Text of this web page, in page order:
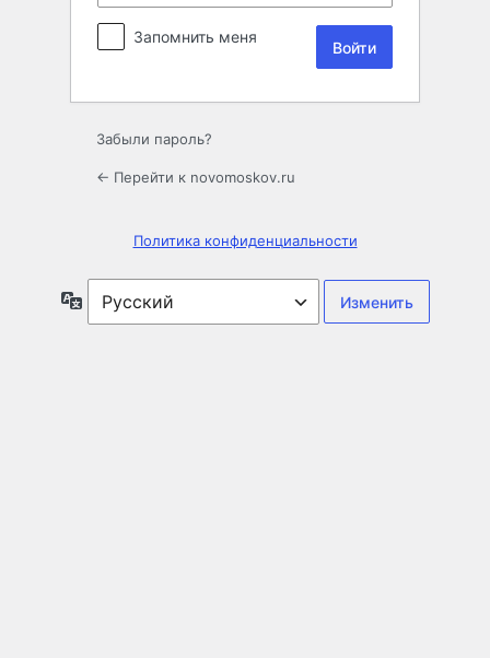
Запомнить меня
Забыли пароль?
← Перейти к novomoskov.ru
Политика конфиденциальности
Язык